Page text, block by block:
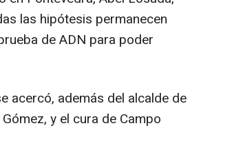
las hipótesis permanecen
de ADN para poder
acercó, además del alcalde de
y el cura de Campo